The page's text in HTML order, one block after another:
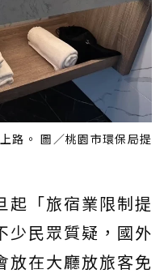
路。 圖／桃園市環保局提
起「旅宿業限制提
少民眾質疑，國外
放在大廳放旅客免